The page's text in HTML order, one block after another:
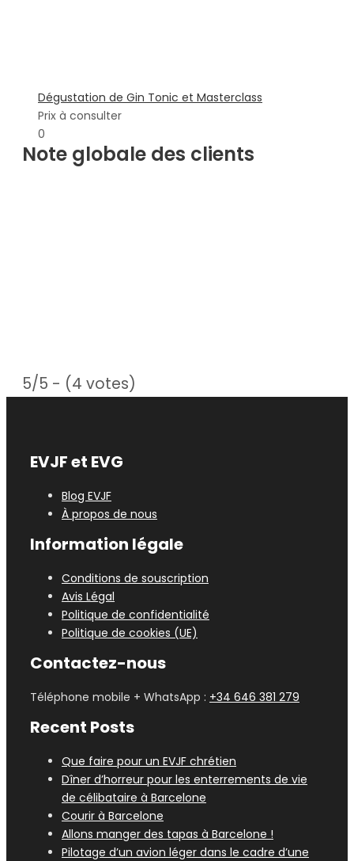
Dégustation de Gin Tonic et Masterclass
Prix à consulter
0
Note globale des clients
5/5 - (4 votes)
EVJF et EVG
Blog EVJF
À propos de nous
Information légale
Conditions de souscription
Avis Légal
Politique de confidentialité
Politique de cookies (UE)
Contactez-nous
Téléphone mobile + WhatsApp : +34 646 381 279
Recent Posts
Que faire pour un EVJF chrétien
Dîner d’horreur pour les enterrements de vie
de célibataire à Barcelone
Courir à Barcelone
Allons manger des tapas à Barcelone !
Pilotage d’un avion léger dans le cadre d’une